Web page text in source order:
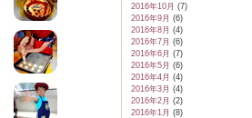
2016年10月 (7)
2016年9月 (6)
2016年8月 (4)
2016年7月 (6)
2016年6月 (7)
2016年5月 (6)
2016年4月 (4)
2016年3月 (4)
2016年2月 (2)
2016年1月 (8)